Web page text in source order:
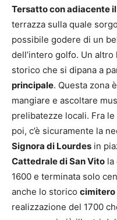
Tersatto con adiacente
terrazza sulla quale
possibile godere di un
dell’intero golfo. Un
storico che si dipana a
principale. Questa zona
mangiare e ascoltare
prelibatezze locali. Fra
poi, c’è sicuramente la
Signora di Lourdes in
Cattedrale di San Vito la
1600 e terminata solo
anche lo storico cimitero
realizzazione del 1700